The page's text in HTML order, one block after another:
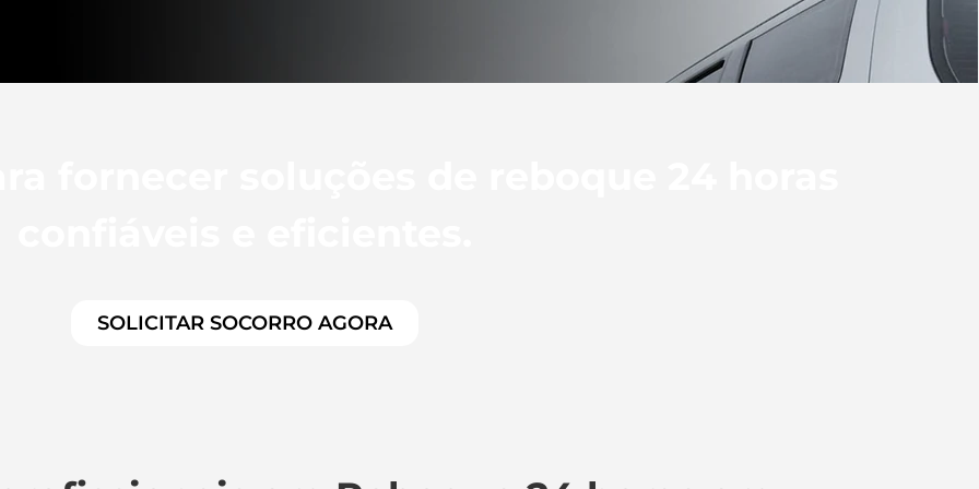
SOLICITAR SOCORRO AGORA